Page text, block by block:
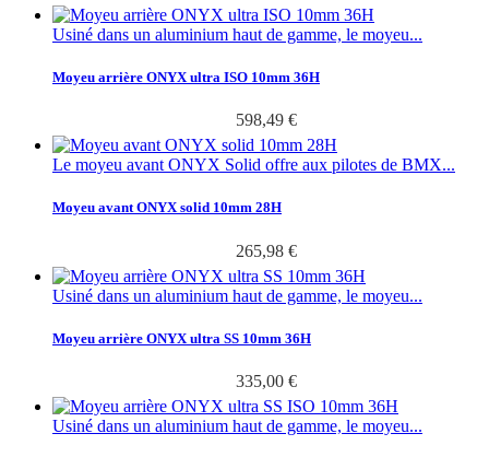
Usiné dans un aluminium haut de gamme, le moyeu...
Moyeu arrière ONYX ultra ISO 10mm 36H
598,49 €
Le moyeu avant ONYX Solid offre aux pilotes de BMX...
Moyeu avant ONYX solid 10mm 28H
265,98 €
Usiné dans un aluminium haut de gamme, le moyeu...
Moyeu arrière ONYX ultra SS 10mm 36H
335,00 €
Usiné dans un aluminium haut de gamme, le moyeu...